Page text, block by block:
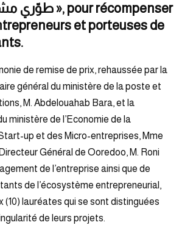
et porteuses de
de remise de prix, rehaussée par la
général du ministère de la poste et
M. Abdelouahab Bara, et la
ministère de l’Economie de la
up et des Micro-entreprises, Mme
Général de Ooredoo, M. Roni
de l’entreprise ainsi que de
de l’écosystème entrepreneurial,
(10) lauréates qui se sont distinguées
de leurs projets.